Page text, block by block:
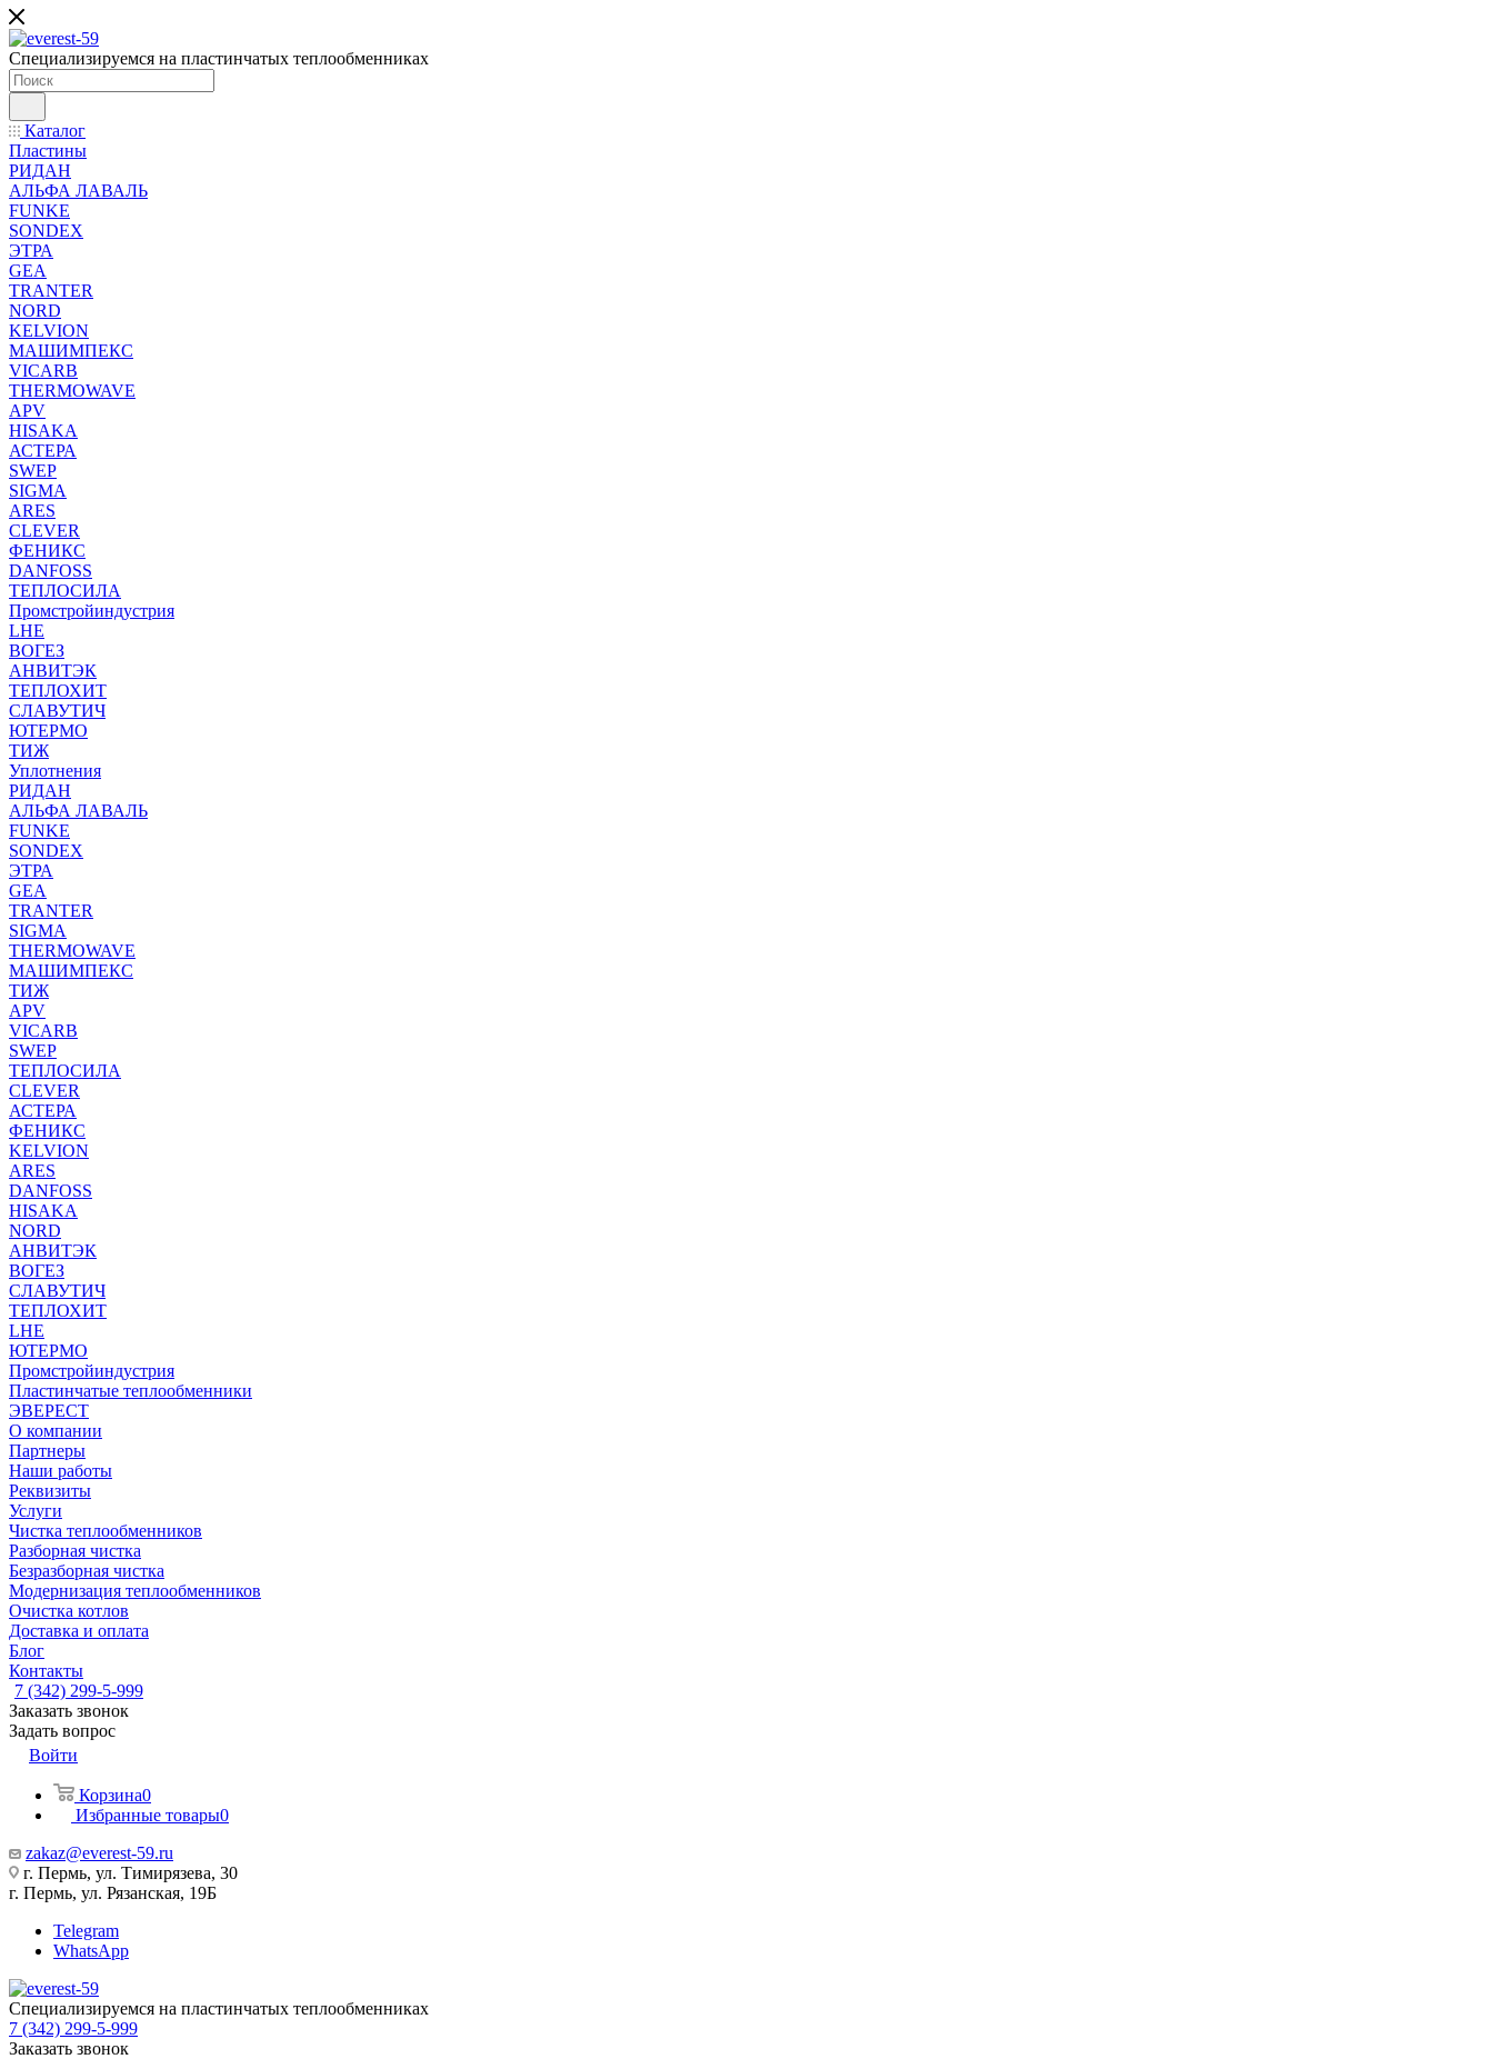
Специализируемся на пластинчатых теплообменниках
Каталог
Пластины
РИДАН
АЛЬФА ЛАВАЛЬ
FUNKE
SONDEX
ЭТРА
GEA
TRANTER
NORD
KELVION
МАШИМПЕКС
VICARB
THERMOWAVE
APV
HISAKA
АСТЕРА
SWEP
SIGMA
ARES
CLEVER
ФЕНИКС
DANFOSS
ТЕПЛОСИЛА
Промстройиндустрия
LHE
ВОГЕЗ
АНВИТЭК
ТЕПЛОХИТ
СЛАВУТИЧ
ЮТЕРМО
ТИЖ
Уплотнения
РИДАН
АЛЬФА ЛАВАЛЬ
FUNKE
SONDEX
ЭТРА
GEA
TRANTER
SIGMA
THERMOWAVE
МАШИМПЕКС
ТИЖ
APV
VICARB
SWEP
ТЕПЛОСИЛА
CLEVER
АСТЕРА
ФЕНИКС
KELVION
ARES
DANFOSS
HISAKA
NORD
АНВИТЭК
ВОГЕЗ
СЛАВУТИЧ
ТЕПЛОХИТ
LHE
ЮТЕРМО
Промстройиндустрия
Пластинчатые теплообменники
ЭВЕРЕСТ
О компании
Партнеры
Наши работы
Реквизиты
Услуги
Чистка теплообменников
Разборная чистка
Безразборная чистка
Модернизация теплообменников
Очистка котлов
Доставка и оплата
Блог
Контакты
7 (342) 299-5-999
Заказать звонок
Задать вопрос
Войти
Корзина0
Избранные товары0
zakaz@everest-59.ru
г. Пермь, ул. Тимирязева, 30
г. Пермь, ул. Рязанская, 19Б
Telegram
WhatsApp
Специализируемся на пластинчатых теплообменниках
7 (342) 299-5-999
Заказать звонок